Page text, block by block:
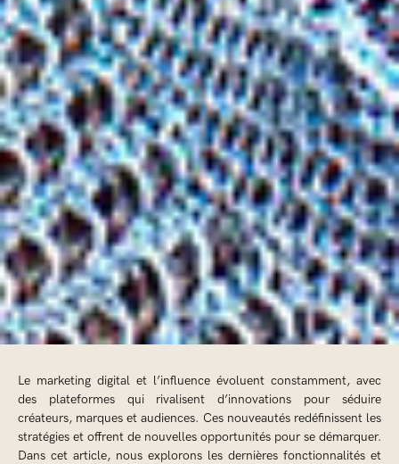
Le marketing digital et l’influence évoluent constamment, avec
des plateformes qui rivalisent d’innovations pour séduire
créateurs, marques et audiences. Ces nouveautés redéfinissent les
stratégies et offrent de nouvelles opportunités pour se démarquer.
Dans cet article, nous explorons les dernières fonctionnalités et